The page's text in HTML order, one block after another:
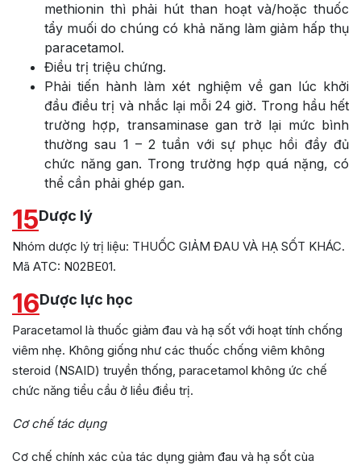
methionin thì phải hút than hoạt và/hoặc thuốc
tẩy muối do chúng có khả năng làm giảm hấp thụ
paracetamol.
Điều trị triệu chứng.
Phải tiến hành làm xét nghiệm về gan lúc khởi
đầu điều trị và nhắc lại mỗi 24 giờ. Trong hầu hết
trường hợp, transaminase gan trở lại mức bình
thường sau 1 – 2 tuần với sự phục hồi đầy đủ
chức năng gan. Trong trường hợp quá nặng, có
thể cần phải ghép gan.
15Dược lý
Nhóm dược lý trị liệu: THUỐC GIẢM ĐAU VÀ HẠ SỐT KHÁC.
Mã ATC: N02BE01.
16Dược lực học
Paracetamol là thuốc giảm đau và hạ sốt với hoạt tính chống
viêm nhẹ. Không giống như các thuốc chống viêm không
steroid (NSAID) truyền thống, paracetamol không ức chế
chức năng tiểu cầu ở liều điều trị.
Cơ chế tác dụng
Cơ chế chính xác của tác dụng giảm đau và hạ sốt cùa